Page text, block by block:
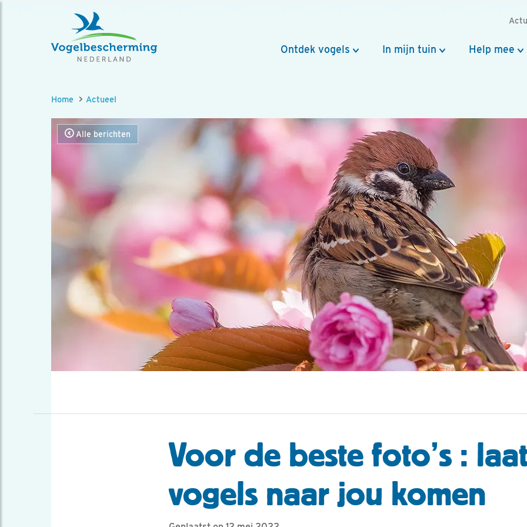
Ontdek vogels In mijn tuin Help mee
Home Actueel
Alle berichten
Voor de beste foto’s :
vogels naar jou komen